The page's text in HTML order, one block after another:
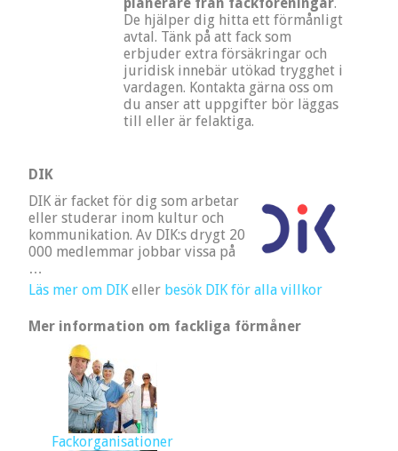
De hjälper dig hitta ett förmånligt
avtal. Tänk på att fack som
erbjuder extra försäkringar och
juridisk innebär utökad trygghet i
vardagen. Kontakta gärna oss om
du anser att uppgifter bör läggas
till eller är felaktiga.
DIK
DIK är facket för dig som arbetar
eller studerar inom kultur och
kommunikation. Av DIK:s drygt 20
000 medlemmar jobbar vissa på
…
Läs mer om DIKeller besök DIK för alla villkor
Mer information om fackliga förmåner
Fackorganisationer